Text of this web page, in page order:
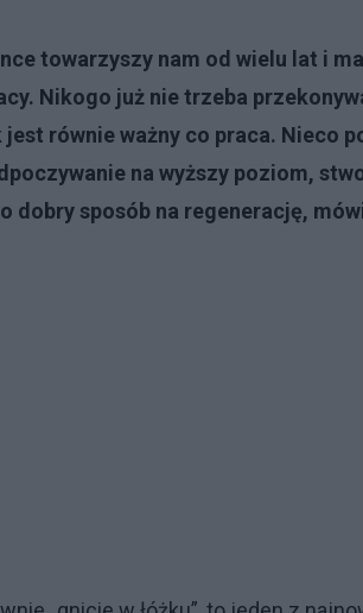
towarzyszy nam od wielu lat i
Nikogo już nie trzeba
równie ważny co praca. Nieco
na wyższy poziom,
dobry sposób na regenerację,